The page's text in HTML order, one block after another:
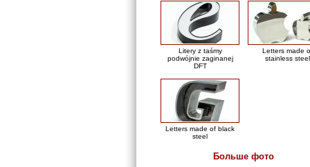
Litery z taśmy
podwójnie zaginanej
DFT
Letters made
stainless steel
Letters made of black
steel
Больше фото